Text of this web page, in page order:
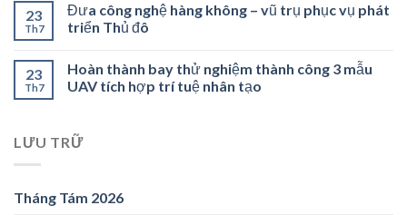
23
Th7
Đưa công nghệ hàng không – vũ trụ phục vụ phát
triển Thủ đô
23
Th7
Hoàn thành bay thử nghiệm thành công 3 mẫu
UAV tích hợp trí tuệ nhân tạo
LƯU TRỮ
Tháng Tám 2026